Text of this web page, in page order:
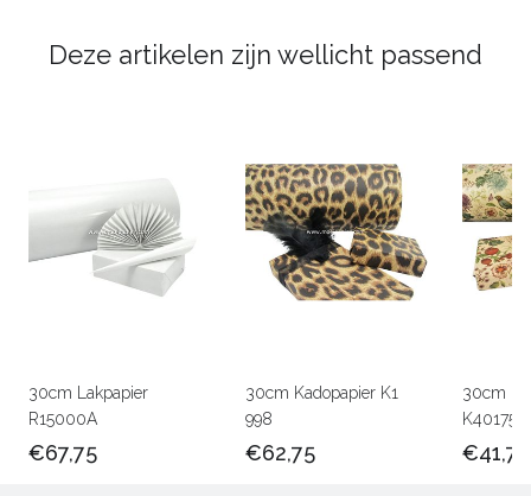
Deze artikelen zijn wellicht passend
30cm Lakpapier
R15000A
€67,75
30cm Kadopapier K1
998
€62,75
30cm
€41,75